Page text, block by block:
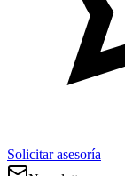
Solicitar asesoría